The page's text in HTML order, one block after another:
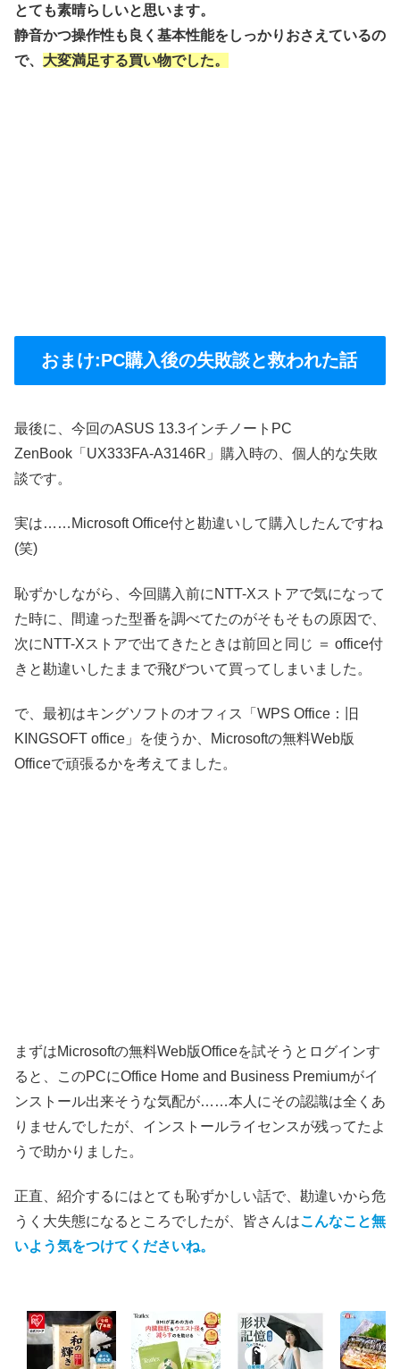
とても素晴らしいと思います。
静音かつ操作性も良く基本性能をしっかりおさえているの
で、 大変満足する買い物でした。
おまけ:PC購入後の失敗談と救われた話
最後に、今回のASUS 13.3インチノートPC
ZenBook「UX333FA-A3146R」購入時の、個人的な失敗
談です。
実は……Microsoft Office付と勘違いして購入したんですね
(笑)
恥ずかしながら、今回購入前にNTT-Xストアで気になって
た時に、間違った型番を調べてたのがそもそもの原因で、
次にNTT-Xストアで出てきたときは前回と同じ ＝ office付
きと勘違いしたままで飛びついて買ってしまいました。
で、最初はキングソフトのオフィス「WPS Office：旧
KINGSOFT office」を使うか、Microsoftの無料Web版
Officeで頑張るかを考えてました。
まずはMicrosoftの無料Web版Officeを試そうとログインす
ると、このPCにOffice Home and Business Premiumがイ
ンストール出来そうな気配が……本人にその認識は全くあ
りませんでしたが、インストールライセンスが残ってたよ
うで助かりました。
正直、紹介するにはとても恥ずかしい話で、勘違いから危
うく大失態になるところでしたが、皆さんはこんなこと無
いよう気をつけてくださいね。